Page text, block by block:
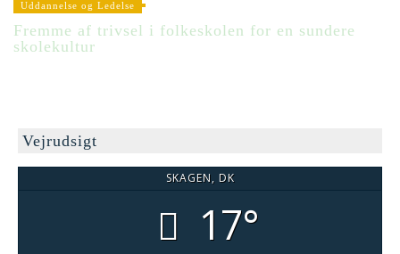
Uddannelse og Ledelse
Fremme af trivsel i folkeskolen for en sundere
skolekultur
Vejrudsigt
SKAGEN, DK
17°